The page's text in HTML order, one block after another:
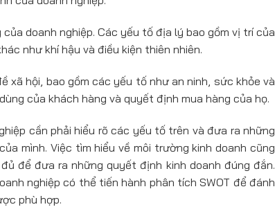
doanh nghiệp. Các yếu tố địa lý bao gồm vị trí của
như khí hậu và điều kiện thiên nhiên.
xã hội, bao gồm các yếu tố như an ninh, sức khỏe và
của khách hàng và quyết định mua hàng của họ.
cần phải hiểu rõ các yếu tố trên và đưa ra những
mình. Việc tìm hiểu về môi trường kinh doanh cũng
để đưa ra những quyết định kinh doanh đúng đắn.
nghiệp có thể tiến hành phân tích SWOT để đánh
phù hợp.